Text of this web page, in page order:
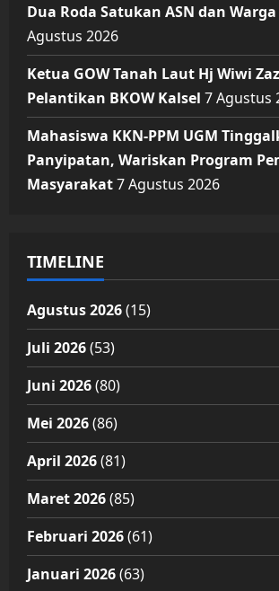
Dua Roda Satukan ASN dan
Agustus 2026
Ketua GOW Tanah Laut Hj Wiwi
Pelantikan BKOW Kalsel 7 Agustus
Mahasiswa KKN-PPM UGM
Panyipatan, Wariskan Program
Masyarakat7 Agustus 2026
TIMELINE
Agustus 2026(15)
Juli 2026(53)
Juni 2026(80)
Mei 2026(86)
April 2026(81)
Maret 2026(85)
Februari 2026(61)
Januari 2026(63)